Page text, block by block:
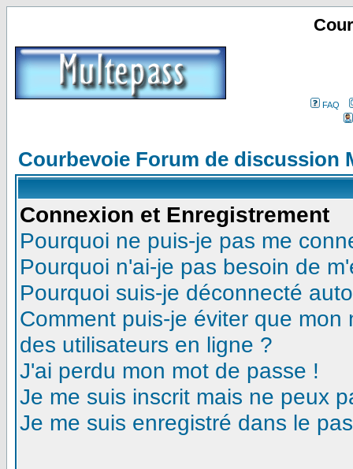
FAQ
Courbevoie Forum de discussion
Connexion et Enregistrement
Pourquoi ne puis-je pas me
Pourquoi n'ai-je pas besoin de
Pourquoi suis-je déconnecté
Comment puis-je éviter que
des utilisateurs en ligne ?
J'ai perdu mon mot de passe !
Je me suis inscrit mais ne peux
Je me suis enregistré dans le